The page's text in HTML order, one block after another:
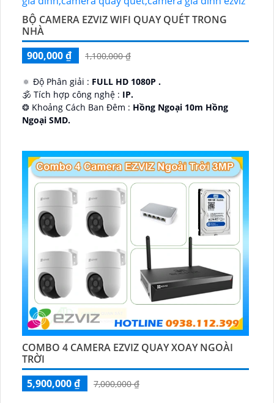
BỘ CAMERA EZVIZ WIFI QUAY QUÉT TRONG
NHÀ
900,000 ₫
1,100,000 ₫
🔅 Độ Phân giải : FULL HD 1080P .
🕉️ Tích hợp công nghệ : IP.
❂ Khoảng Cách Ban Đêm : Hồng Ngoại 10m Hồng
Ngoại SMD.
COMBO 4 CAMERA EZVIZ QUAY XOAY NGOÀI
TRỜI
5,900,000 ₫
7,000,000 ₫